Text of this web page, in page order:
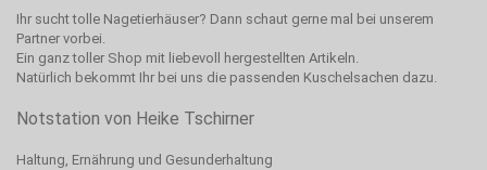
Ihr sucht tolle Nagetierhäuser? Dann schaut gerne mal bei unserem
Partner vorbei.
Ein ganz toller Shop mit liebevoll hergestellten Artikeln.
Natürlich bekommt Ihr bei uns die passenden Kuschelsachen dazu.
Notstation von Heike Tschirner
Haltung, Ernährung und Gesunderhaltung